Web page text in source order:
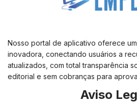
Nosso portal de aplicativo oferece
inovadora, conectando usuários a
atualizados, com total transparência
editorial e sem cobranças para
Aviso